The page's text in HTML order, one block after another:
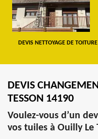
DEVIS NETTOYAGE DE
DEVIS
TESSON 14190
Voulez-vous d’un
vos tuiles à Ouilly Le